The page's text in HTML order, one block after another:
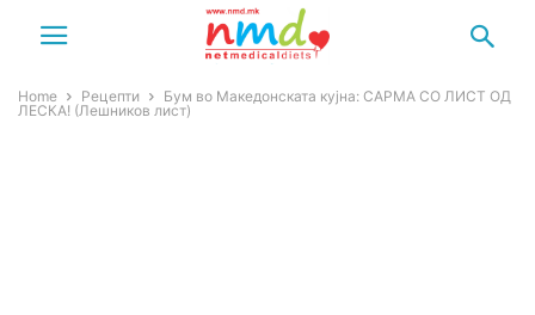
Home Рецепти
Бум во Македонската кујна: САРМА СО ЛИСТ ОД
ЛЕСКА! (Лешников лист)